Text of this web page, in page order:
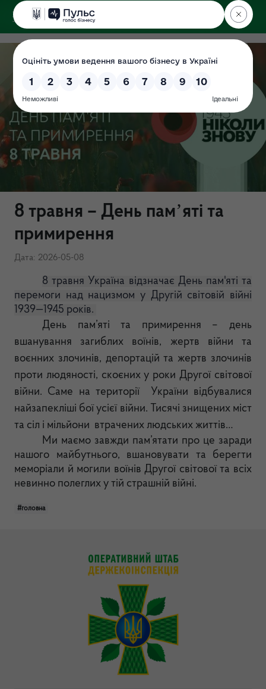
ДЕРЖЕКОІНСПЕКЦІЯ
8 травня – День памʼяті та
примирення
Дата: 2026-05-08
8 травня Україна відзначає День пам'яті та
перемоги над нацизмом у Другій світовій війні
1939—1945 років.
День пам’яті та примирення – день
вшанування загиблих воїнів, жертв війни та
воєнних злочинів, депортацій та жертв злочинів
проти людяності, скоєних у роки Другої світової
війни. Саме на території України відбувалися
найзапекліші бої усієї війни. Тисячі знищених міст
та сіл і мільйони втрачених людських життів…
Ми маємо завжди пам’ятати про це заради
нашого майбутнього, вшановувати та берегти
меморіали й могили воїнів Другої світової та всіх
невинно полеглих у тій страшній війні.
#головна